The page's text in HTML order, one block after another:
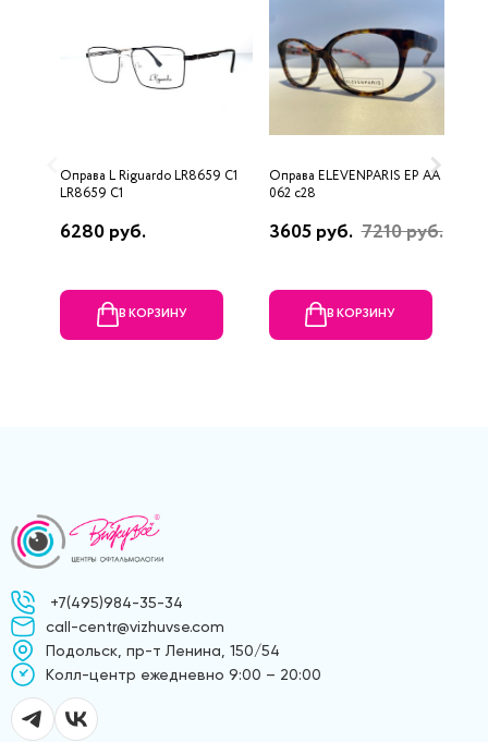
Оправа L Riguardo LR8659 C1
LR8659 C1
6280 руб.
В КОРЗИНУ
Оправа ELEVENPARIS EP AA
062 c28
3605 руб. 7210 руб.
В КОРЗИНУ
+7(495)984-35-34
call-centr@vizhuvse.com
Подольск, пр-т Ленина, 150/54
Kолл-центр ежедневно 9:00 – 20:00